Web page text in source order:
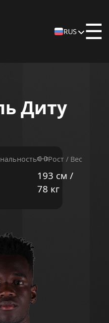
RUS ☰
Диту
Рост / Вес
193 см /
78 кг